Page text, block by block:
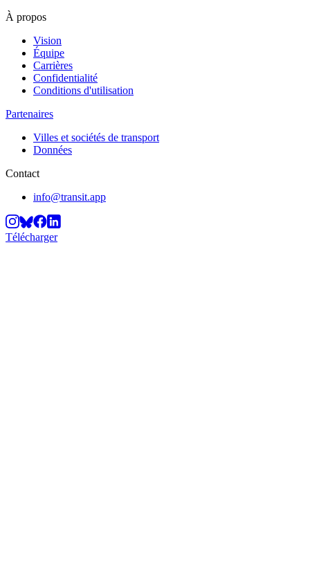
À propos
Vision
Équipe
Carrières
Confidentialité
Conditions d'utilisation
Partenaires
Villes et sociétés de transport
Données
Contact
info@transit.app
Télécharger